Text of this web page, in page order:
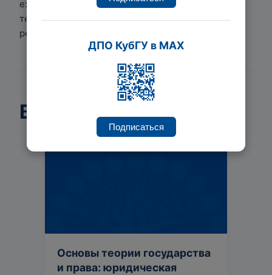
ежегодной конференции «Жизнь права: правовая
теория, правовая традиция и правовая
реальность».
Ведет курсы
Основы теории государства
и права: юридическая
ДПО КубГУ в MAX
Подписаться